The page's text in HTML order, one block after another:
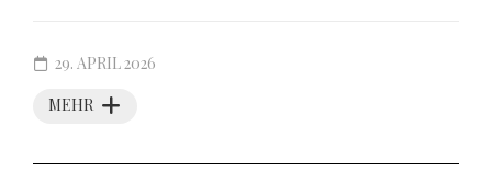
MEHR
29. APRIL 2026